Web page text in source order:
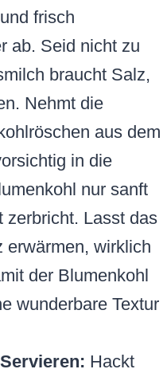
frisch
ab. Seid nicht zu
braucht Salz,
Nehmt die
aus dem
in die
nur sanft
zerbricht. Lasst das
erwärmen, wirklich
der Blumenkohl
wunderbare Textur
Hackt